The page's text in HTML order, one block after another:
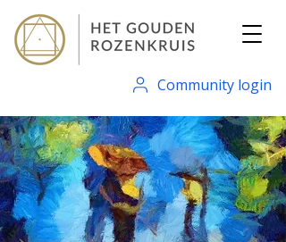
Community login